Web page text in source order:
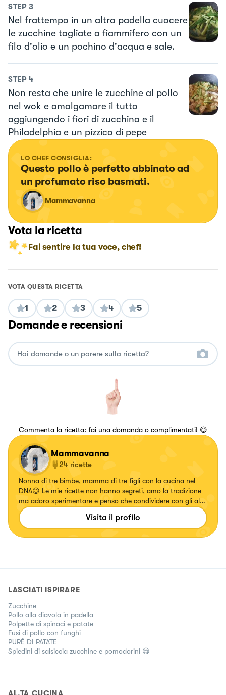
STEP 3
Nel frattempo in un altra padella cuocere
le zucchine tagliate a fiammifero con un
filo d'olio e un pochino d'acqua e sale.
STEP 4
Non resta che unire le zucchine al pollo
nel wok e amalgamare il tutto
aggiungendo i fiori di zucchina e il
Philadelphia e un pizzico di pepe
LO CHEF CONSIGLIA:
Questo pollo è perfetto abbinato ad
un profumato riso basmati.
Mammavanna
Vota la ricetta
Fai sentire la tua voce, chef!
VOTA QUESTA RICETTA
1 2 3 4 5
Domande e recensioni
Commenta la ricetta: fai una domanda o complimentati! 😋
Mammavanna
24 ricette
Nonna di tre bimbe, mamma di tre figli con la cucina nel
DNA😉 Le mie ricette non hanno segreti, amo la tradizione
ma adoro sperimentare e penso che condividere con gli altri
arricchisca soprattutto noi stessi. Mi trovate su Instagram
come Mammavanna🤗Visita il profilo
LASCIATI ISPIRARE
Zucchine
Pollo alla diavola in padella
Polpette di spinaci e patate
Fusi di pollo con funghi
PURÈ DI PATATE
Spiedini di salsiccia zucchine e pomodorini 😋